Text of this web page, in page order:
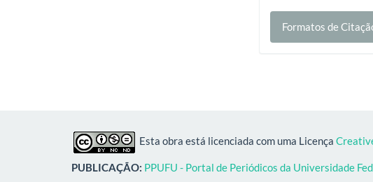
Formatos de
Esta obra está licenciada com uma Licença
PUBLICAÇÃO: PPUFU - Portal de Periódicos da Universidade